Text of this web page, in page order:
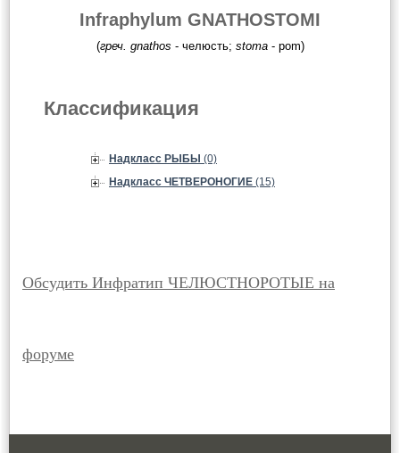
Infraphylum GNATHOSTOMI
(греч. gnathos - челюсть; stoma- pom)
Классификация
Надкласс РЫБЫ (0)
Надкласс ЧЕТВЕРОНОГИЕ (15)
Обсудить Инфратип ЧЕЛЮСТНОРОТЫЕ на
форуме